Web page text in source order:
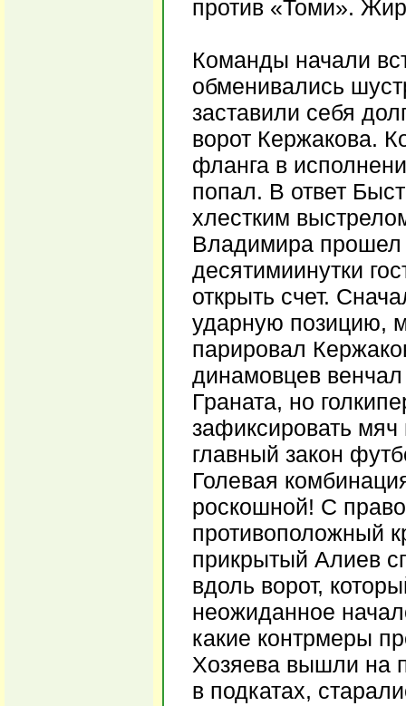
против «Томи».
Команды начали
обменивались
заставили себя
ворот Кержакова.
фланга в
попал. В ответ
хлестким
Владимира прошел
десятимиинутки
открыть счет.
ударную позицию,
парировал
динамовцев венчал
Граната, но
зафиксировать
главный закон
Голевая
роскошной! С
противоположный
прикрытый Алиев
вдоль ворот,
неожиданное
какие контрмеры
Хозяева вышли на
в подкатах,